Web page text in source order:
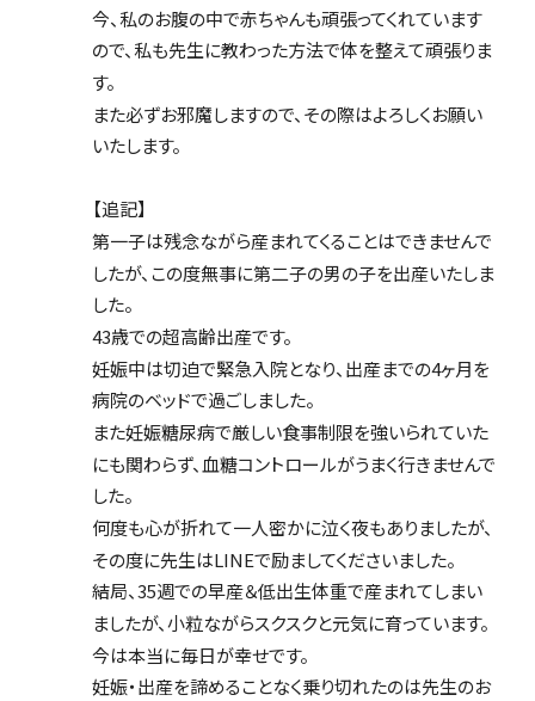
今、私のお腹の中で赤ちゃんも頑張ってくれています
ので、私も先生に教わった方法で体を整えて頑張りま
す。
また必ずお邪魔しますので、その際はよろしくお願い
いたします。
【追記】
第一子は残念ながら産まれてくることはできませんで
したが、この度無事に第二子の男の子を出産いたしま
した。
43歳での超高齢出産です。
妊娠中は切迫で緊急入院となり、出産までの4ヶ月を
病院のベッドで過ごしました。
また妊娠糖尿病で厳しい食事制限を強いられていた
にも関わらず、血糖コントロールがうまく行きませんで
した。
何度も心が折れて一人密かに泣く夜もありましたが、
その度に先生はLINEで励ましてくださいました。
結局、35週での早産＆低出生体重で産まれてしまい
ましたが、小粒ながらスクスクと元気に育っています。
今は本当に毎日が幸せです。
妊娠・出産を諦めることなく乗り切れたのは先生のお